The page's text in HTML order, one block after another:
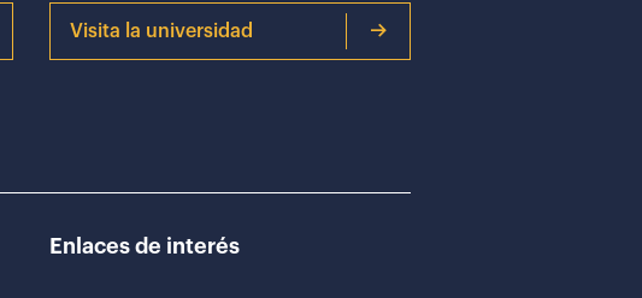
Visita la universidad
Enlaces de interés